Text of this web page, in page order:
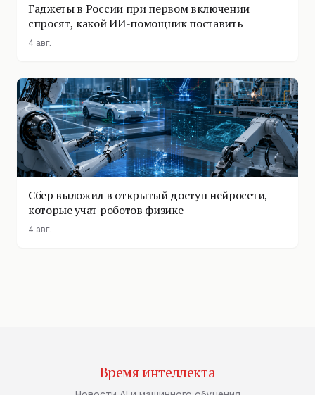
Гаджеты в России при первом включении
спросят, какой ИИ-помощник поставить
4 авг.
Сбер выложил в открытый доступ нейросети,
которые учат роботов физике
4 авг.
Время интеллекта